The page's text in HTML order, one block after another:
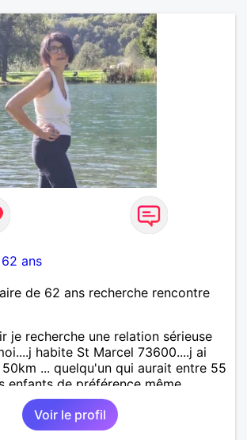
62 ans
de 62 ans recherche rencontre
je recherche une relation sérieuse
habite St Marcel 73600....j ai
... quelqu'un qui aurait entre 55
enfants de préférence même
aurait garder aucun contact avec
ex...si vous correspondez à ma
moi je vous répondrai...
Voir le profil